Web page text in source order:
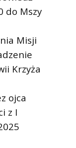
do Mszy
Misji
Krzyża
ojca
z I